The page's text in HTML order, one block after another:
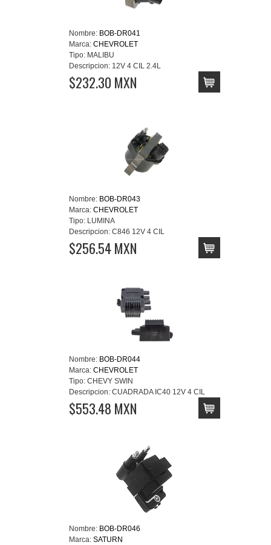
Nombre: BOB-DR041
Marca: CHEVROLET
Tipo: MALIBU
Descripcion: 12V 4 CIL 2.4L
$232.30 MXN
Nombre: BOB-DR043
Marca: CHEVROLET
Tipo: LUMINA
Descripcion: C846 12V 4 CIL
$256.54 MXN
Nombre: BOB-DR044
Marca: CHEVROLET
Tipo: CHEVY SWIN
Descripcion: CUADRADA IC40 12V 4 CIL
$553.48 MXN
Nombre: BOB-DR046
Marca: SATURN